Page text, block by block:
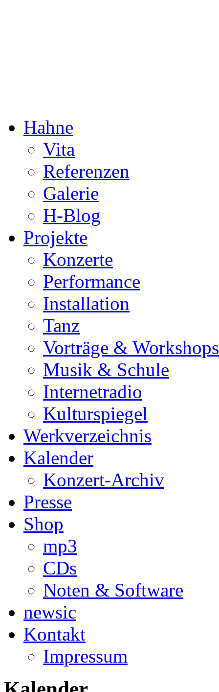
Hahne
Vita
Referenzen
Galerie
H-Blog
Projekte
Konzerte
Performance
Installation
Tanz
Vorträge & Workshops
Musik & Schule
Internetradio
Kulturspiegel
Werkverzeichnis
Kalender
Konzert-Archiv
Presse
Shop
mp3
CDs
Noten & Software
newsic
Kontakt
Impressum